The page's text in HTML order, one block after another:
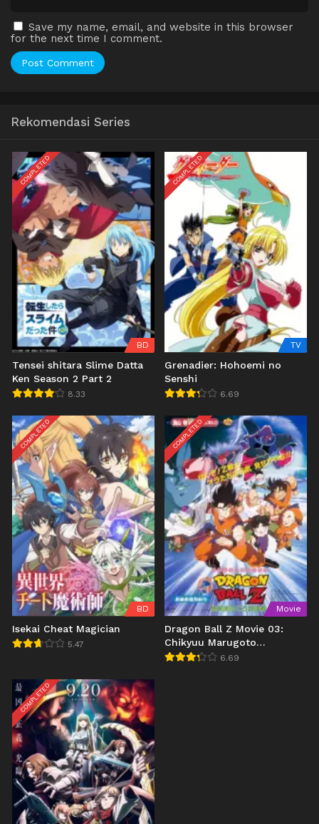
Save my name, email, and website in this browser
for the next time I comment.
Rekomendasi Series
COMPLETED
BD
Tensei shitara Slime Datta
Ken Season 2 Part 2
8.33
COMPLETED
TV
Grenadier: Hohoemi no
Senshi
6.69
COMPLETED
BD
Isekai Cheat Magician
5.47
COMPLETED
Movie
Dragon Ball Z Movie 03:
Chikyuu Marugoto
Choukessen6.69
COMPLETED